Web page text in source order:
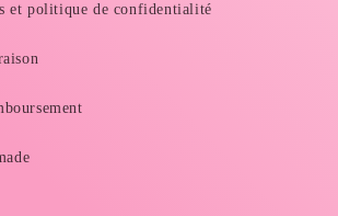
et politique de confidentialité